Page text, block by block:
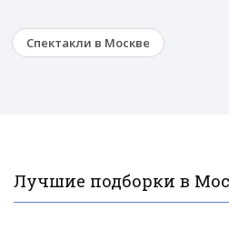
Спектакли в Москве
Лучшие подборки в